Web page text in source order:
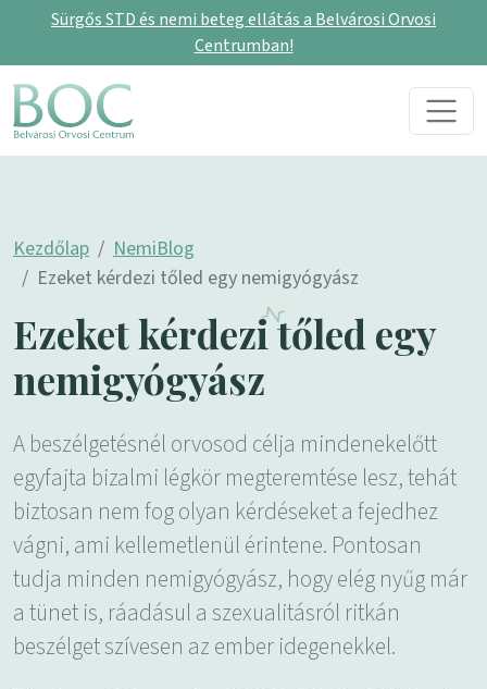
Sürgős STD és nemi beteg ellátás a Belvárosi Orvosi
Centrumban!
Skip to content
Main Navigation
Kezdőlap
NemiBlog
Ezeket kérdezi tőled egy nemigyógyász
Ezeket kérdezi tőled egy
nemigyógyász
A beszélgetésnél orvosod célja mindenekelőtt
egyfajta bizalmi légkör megteremtése lesz, tehát
biztosan nem fog olyan kérdéseket a fejedhez
vágni, ami kellemetlenül érintene. Pontosan
tudja minden nemigyógyász, hogy elég nyűg már
a tünet is, ráadásul a szexualitásról ritkán
beszélget szívesen az ember idegenekkel.